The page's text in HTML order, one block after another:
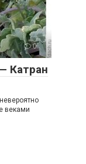
0
Катран
веками